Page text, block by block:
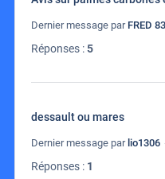
Dernier message par FRED 83
Réponses :5
dessault ou mares
Dernier message parlio1306
Réponses : 1